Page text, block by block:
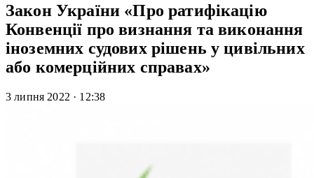
Закон України «Про ратифікацію
Конвенції про визнання та виконання
іноземних судових рішень у цивільних
або комерційних справах»
3 липня 2022 · 12:38